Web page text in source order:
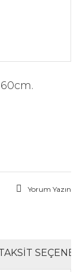
Yorum Yazın